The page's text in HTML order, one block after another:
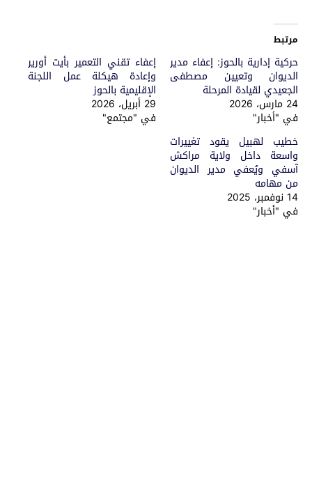
مرتبط
حركية إدارية بالحوز: إعفاء مدير
الديوان وتعيين مصطفى
الجعيدي لقيادة المرحلة
24 مارس، 2026
في "أخبار"
إعفاء تقني التعمير بأيت أورير
وإعادة هيكلة عمل اللجنة
الإقليمية بالحوز
29 أبريل، 2026
في "مجتمع"
خطيب لهبيل يقود تغييرات
واسعة داخل ولاية مراكش
آسفي ويُعفي مدير الديوان
من مهامه
14 نوفمبر، 2025
في "أخبار"